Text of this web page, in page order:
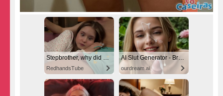
Stepbrother, why did you show me your dick? Now I want to fuck you with my wet pussy
RedhandsTube
AI Slut Generator - Bring your Fantasies to life 🔥
ourdream.ai